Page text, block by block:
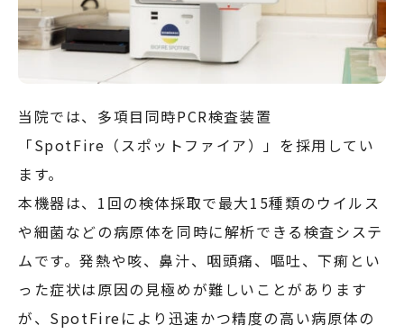
当院では、多項目同時PCR検査装置
「SpotFire（スポットファイア）」を採用してい
ます。
本機器は、1回の検体採取で最大15種類のウイルス
や細菌などの病原体を同時に解析できる検査システ
ムです。発熱や咳、鼻汁、咽頭痛、嘔吐、下痢とい
った症状は原因の見極めが難しいことがあります
が、SpotFireにより迅速かつ精度の高い病原体の